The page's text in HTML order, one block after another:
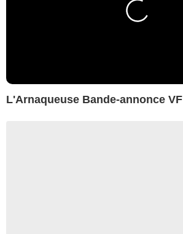
L'Arnaqueuse Bande-annonce VF